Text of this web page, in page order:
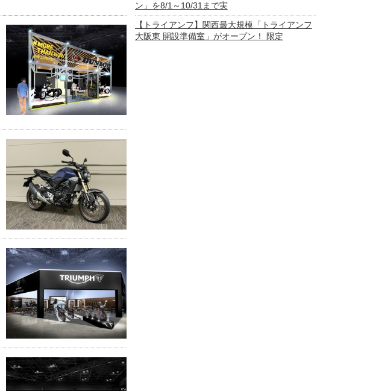
ン」を8/1～10/31まで実
【トライアンフ】関西最大規模「トライアンフ
大阪東 開設準備室」がオープン！ 限定